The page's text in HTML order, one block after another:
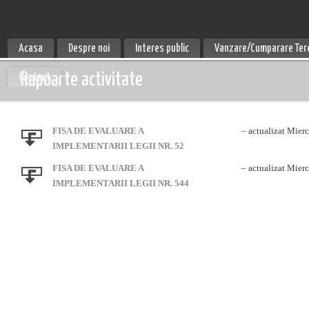
Acasa Despre noi Interes public Vanzare/Cumparare
Contact
Rapoarte activitate
FISA DE EVALUARE A
IMPLEMENTARII LEGII NR. 52
– actualizat
FISA DE EVALUARE A
IMPLEMENTARII LEGII NR. 544
– actualizat